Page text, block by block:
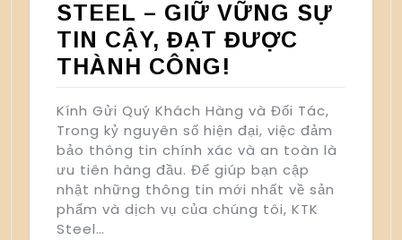
STEEL – GIỮ VỮNG SỰ
TIN CẬY, ĐẠT ĐƯỢC
THÀNH CÔNG!
Kính Gửi Quý Khách Hàng và Đối Tác,
Trong kỷ nguyên số hiện đại, việc đảm
bảo thông tin chính xác và an toàn là
ưu tiên hàng đầu. Để giúp bạn cập
nhật những thông tin mới nhất về sản
phẩm và dịch vụ của chúng tôi, KTK
Steel…